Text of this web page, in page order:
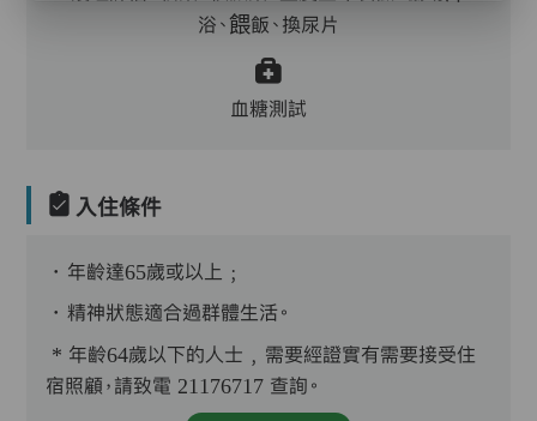
浴、餵飯、換尿片
血糖測試
入住條件
．年齡達65歲或以上﹔
．精神狀態適合過群體生活。
* 年齡64歲以下的人士﹐需要經證實有需要接受住
宿照顧，請致電 21176717 查詢。